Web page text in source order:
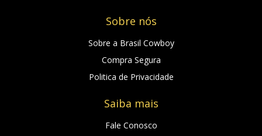
Sobre nós
Sobre a Brasil Cowboy
Compra Segura
Politica de Privacidade
Saiba mais
Fale Conosco